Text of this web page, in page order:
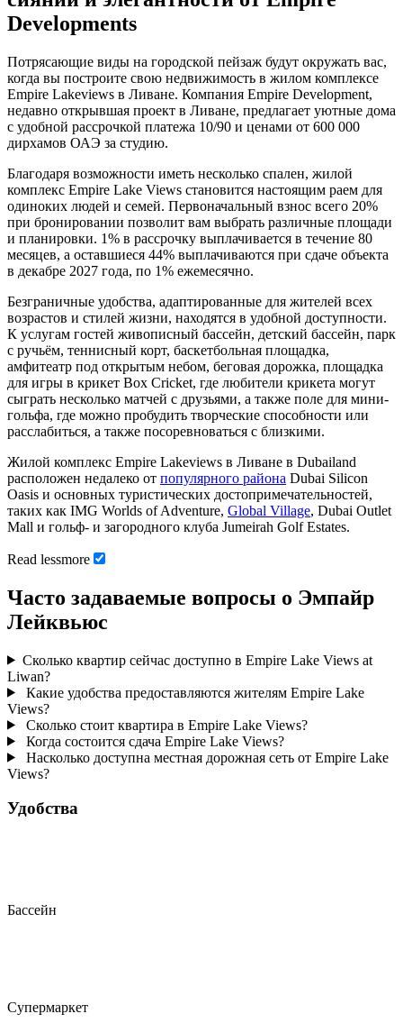
Developments
Потрясающие виды на городской пейзаж будут окружать вас,
когда вы построите свою недвижимость в жилом комплексе
Empire Lakeviews в Ливане. Компания Empire Development,
недавно открывшая проект в Ливане, предлагает уютные дома
с удобной рассрочкой платежа 10/90 и ценами от 600 000
дирхамов ОАЭ за студию.
Благодаря возможности иметь несколько спален, жилой
комплекс Empire Lake Views становится настоящим раем для
одиноких людей и семей. Первоначальный взнос всего 20%
при бронировании позволит вам выбрать различные площади
и планировки. 1% в рассрочку выплачивается в течение 80
месяцев, а оставшиеся 44% выплачиваются при сдаче объекта
в декабре 2027 года, по 1% ежемесячно.
Безграничные удобства, адаптированные для жителей всех
возрастов и стилей жизни, находятся в удобной доступности.
К услугам гостей живописный бассейн, детский бассейн, парк
с ручьём, теннисный корт, баскетбольная площадка,
амфитеатр под открытым небом, беговая дорожка, площадка
для игры в крикет Box Cricket, где любители крикета могут
сыграть несколько матчей с друзьями, а также поле для мини-
гольфа, где можно пробудить творческие способности или
расслабиться, а также посоревноваться с близкими.
Жилой комплекс Empire Lakeviews в Ливане в Dubailand
расположен недалеко от популярного района Dubai Silicon
Oasis и основных туристических достопримечательностей,
таких как IMG Worlds of Adventure, Global Village, Dubai Outlet
Mall и гольф- и загородного клуба Jumeirah Golf Estates.
Read lessmore
Часто задаваемые вопросы о Эмпайр
Лейквьюс
Сколько квартир сейчас доступно в Empire Lake Views at
Liwan?
Какие удобства предоставляются жителям Empire Lake
Views?
Сколько стоит квартира в Empire Lake Views?
Когда состоится сдача Empire Lake Views?
Насколько доступна местная дорожная сеть от Empire Lake
Views?
Удобства
Бассейн
Супермаркет